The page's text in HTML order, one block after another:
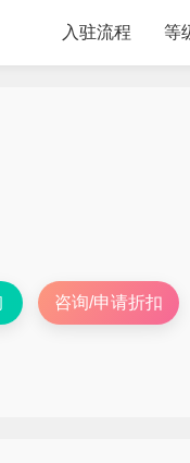
入驻流程 等
咨询/申请折扣